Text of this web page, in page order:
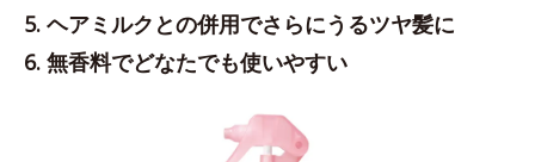
5. ヘアミルクとの併用でさらにうるツヤ髪に
6. 無香料でどなたでも使いやすい